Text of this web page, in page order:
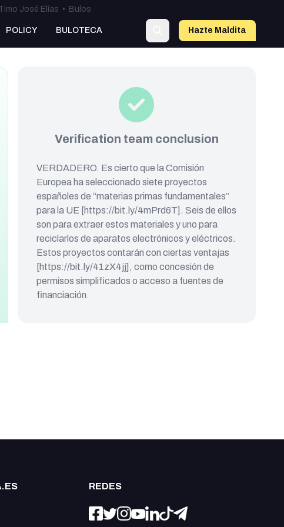
José Elías • Bulos
POLICY BULOTECA Hazte Maldita
Verification team conclusion
VERDADERO. Es cierto que la Comisión
Europea ha seleccionado siete proyectos
españoles de “materias primas fundamentales”
para la UE [https://bit.ly/4mPrd6T]. Seis de ellos
son para extraer estos materiales y uno para
reciclarlos de aparatos electrónicos y eléctricos.
Estos proyectos contarán con ciertas ventajas
[https://bit.ly/41zX4jj], como concesión de
permisos simplificados o acceso a fuentes de
financiación.
REDES